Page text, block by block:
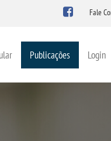
Fale
Publicações Login